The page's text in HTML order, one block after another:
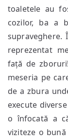
toaletele au
cozilor, ba a
supraveghere.
reprezentat
față de
meseria pe
de a zbura
execute
o înfocată a
viziteze o